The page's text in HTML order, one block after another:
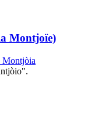
Montjoïe)
Montjòia